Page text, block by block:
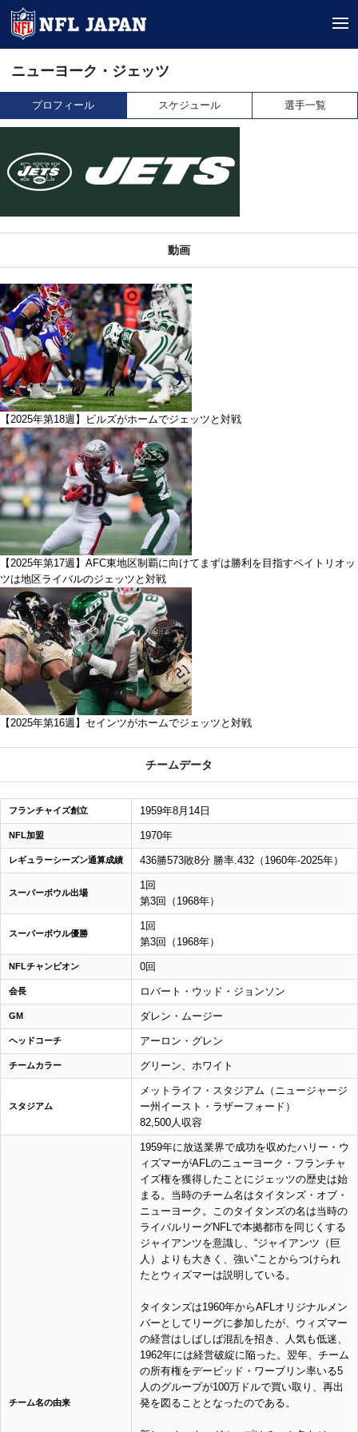
ニューヨーク・ジェッツ
プロフィール スケジュール 選手一覧
動画
【2025年第18週】ビルズがホームでジェッツと対戦
【2025年第17週】AFC東地区制覇に向けてまずは勝利を目指すペイトリオッ
ツは地区ライバルのジェッツと対戦
【2025年第16週】セインツがホームでジェッツと対戦
チームデータ
フランチャイズ創立 1959年8月14日
NFL加盟 1970年
レギュラーシーズン通算成績 436勝573敗8分 勝率.432（1960年-2025年）
スーパーボウル出場
1回
第3回（1968年）
スーパーボウル優勝
1回
第3回（1968年）
NFLチャンピオン 0回
会長 ロバート・ウッド・ジョンソン
GM ダレン・ムージー
ヘッドコーチ アーロン・グレン
チームカラー グリーン、ホワイト
スタジアム
メットライフ・スタジアム（ニュージャージ
ー州イースト・ラザーフォード）
82,500人収容
チーム名の由来
1959年に放送業界で成功を収めたハリー・ウ
ィズマーがAFLのニューヨーク・フランチャ
イズ権を獲得したことにジェッツの歴史は始
まる。当時のチーム名はタイタンズ・オブ・
ニューヨーク。このタイタンズの名は当時の
ライバルリーグNFLで本拠都市を同じくする
ジャイアンツを意識し、“ジャイアンツ（巨
人）よりも大きく、強い”ことからつけられ
たとウィズマーは説明している。
タイタンズは1960年からAFLオリジナルメン
バーとしてリーグに参加したが、ウィズマー
の経営はしばしば混乱を招き、人気も低迷、
1962年には経営破綻に陥った。翌年、チーム
の所有権をデービッド・ワーブリン率いる5
人のグループが100万ドルで買い取り、再出
発を図ることとなったのである。